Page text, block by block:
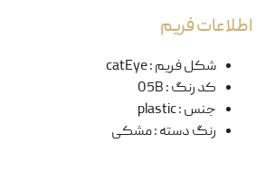
اطلاعات فریم
شکل فریم:
catEye
کد رنگ:
05B
جنس:
plastic
رنگ دسته:مشکی